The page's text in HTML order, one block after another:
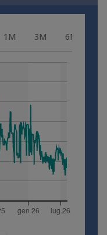
1M 3M 6M
modifiche. Le
né cittadino o soggetto,
d 'America, ovvero Canada,
di tale
presente negli Stati Uniti o in
autocertificazione
modifiche. Le
si dichiara di accettare
tutto quanto indicato
In caso contrario l